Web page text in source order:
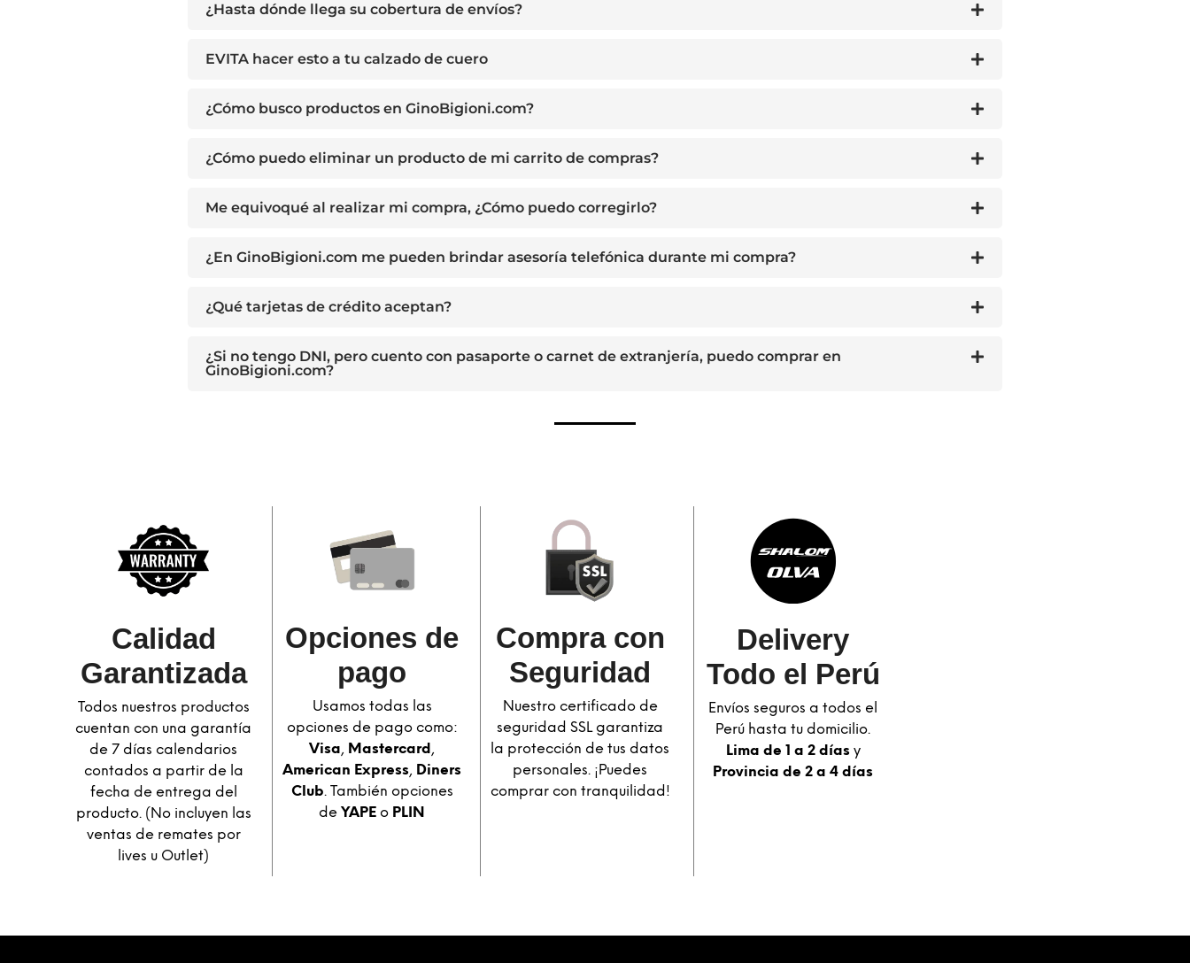
¿Hasta dónde llega su cobertura de envíos?
EVITA hacer esto a tu calzado de cuero
¿Cómo busco productos en GinoBigioni.com?
¿Cómo puedo eliminar un producto de mi carrito de compras?
Me equivoqué al realizar mi compra, ¿Cómo puedo corregirlo?
¿En GinoBigioni.com me pueden brindar asesoría telefónica durante mi compra?
¿Qué tarjetas de crédito aceptan?
¿Si no tengo DNI, pero cuento con pasaporte o carnet de extranjería, puedo comprar en
GinoBigioni.com?
Calidad
Garantizada​
Todos nuestros productos
cuentan con una garantía
de 7 días calendarios
contados a partir de la
fecha de entrega del
producto. (No incluyen las
ventas de remates por
lives u Outlet)
Opciones de
pago
Usamos todas las
opciones de pago como:
Visa, Mastercard,
American Express, Diners
Club. También opciones
de YAPE o PLIN
Compra con
Seguridad​
Nuestro certificado de
seguridad SSL garantiza
la protección de tus datos
personales. ¡Puedes
comprar con tranquilidad!
Delivery
Todo el Perú
Envíos seguros a todos el
Perú hasta tu domicilio.
Lima de 1 a 2 díasy
Provincia de 2 a 4 días